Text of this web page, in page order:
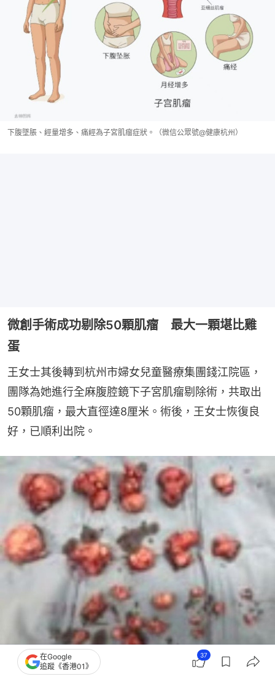
下腹墜脹、經量增多、痛經為子宮肌瘤症狀。（微信公眾號@健康杭州）
微創手術成功剔除50顆肌瘤 最大一顆堪比雞
蛋
王女士其後轉到杭州市婦女兒童醫療集團錢江院區，
團隊為她進行全麻腹腔鏡下子宮肌瘤剔除術，共取出
50顆肌瘤，最大直徑達8厘米。術後，王女士恢復良
好，已順利出院。
王女士體內共取出50顆肌瘤，最大直徑達8厘米。（微信公眾號@健康杭州）
在Google
追蹤《香港01》
37